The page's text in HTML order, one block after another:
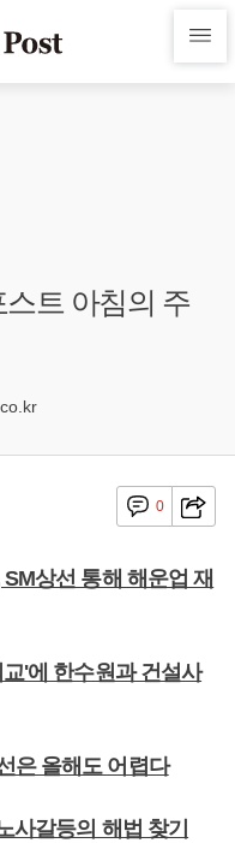
트 아침의 주
0
상선 통해 해운업 재
'에 한수원과 건설사
은 올해도 어렵다
사갈등의 해법 찾기